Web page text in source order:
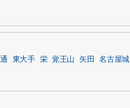
東大手 栄 覚王山 矢田 名古屋城